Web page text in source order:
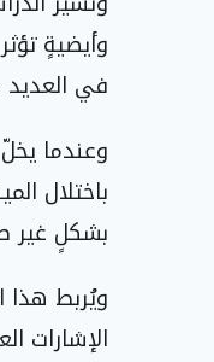
وأيضيةٍ
في العديد
وعندما
بشكلٍ غير
ويُربط هذا
الإشارات